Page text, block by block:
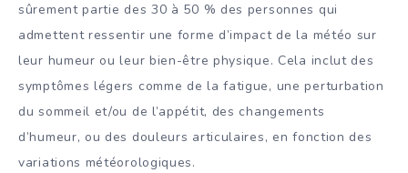
sûrement partie des 30 à 50 % des personnes qui
admettent ressentir une forme d’impact de la météo sur
leur humeur ou leur bien-être physique. Cela inclut des
symptômes légers comme de la fatigue, une perturbation
du sommeil et/ou de l’appétit, des changements
d’humeur, ou des douleurs articulaires, en fonction des
variations météorologiques.